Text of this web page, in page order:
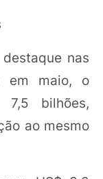
nas
em maio, o
7,5 bilhões,
ao mesmo